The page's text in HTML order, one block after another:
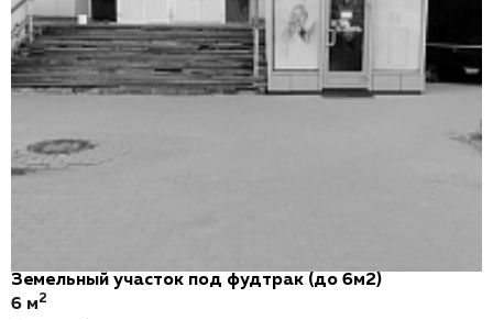
Земельный участок под фудтрак (до 6м2)
6 м2